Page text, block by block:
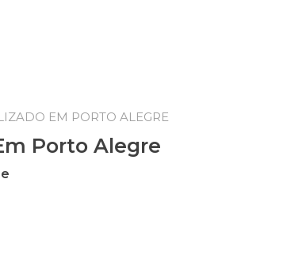
EM PORTO ALEGRE
Porto Alegre